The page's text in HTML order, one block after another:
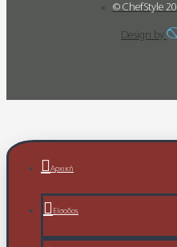
© ChefStyle
Design by
Αρχική
Είσοδος